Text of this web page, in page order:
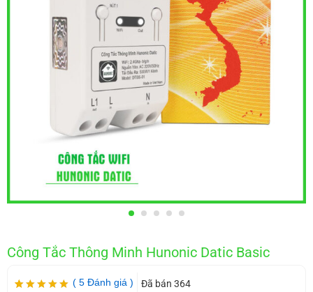
Công Tắc Thông Minh Hunonic Datic Basic
( 5 Đánh giá ) Đã bán 364